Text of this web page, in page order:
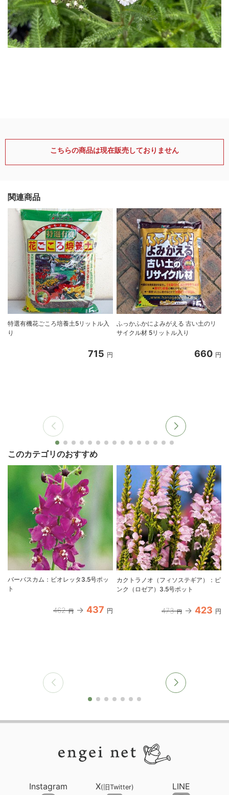
こちらの商品は現在販売しておりません
関連商品
特選有機花ごころ培養土5リットル入
り
715 円
ふっかふかによみがえる 古い土のリ
サイクル材 5リットル入り
660 円
このカテゴリのおすすめ
バーバスカム：ビオレッタ3.5号ポッ
ト
462 円 437 円
カクトラノオ（フィソステギア）：ピ
ンク（ロゼア）3.5号ポット
473 円 423 円
Instagram X(旧Twitter) LINE